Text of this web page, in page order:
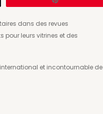
dans des revues
pour leurs vitrines et des
et incontournable de